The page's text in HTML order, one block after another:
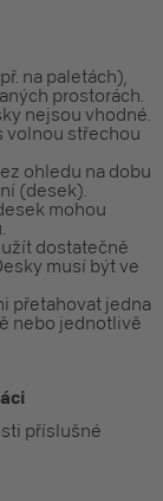
na paletách),
prostorách.
nejsou vhodné.
volnou střechou
ohledu na dobu
(desek).
mohou
dostatečně
musí být ve
přetahovat jedna
nebo jednotlivě
příslušné